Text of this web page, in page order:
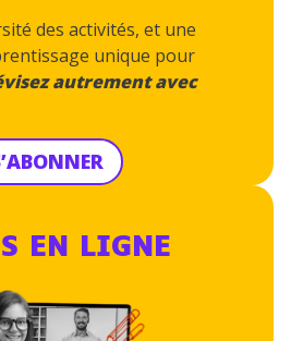
des activités, et une
unique pour
autrement avec
EN LIGNE